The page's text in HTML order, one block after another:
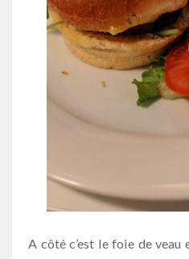
A côté c’est le foie de veau